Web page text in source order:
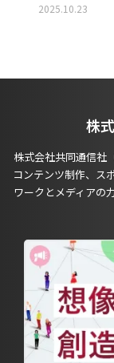
2025.10.23
株
株式会社共同通信社
コンテンツ制作、ス
ワークとメディアの